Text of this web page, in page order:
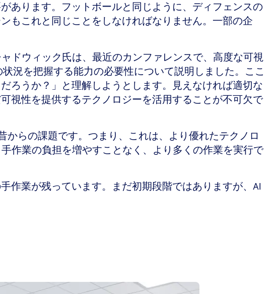
あります。フットボールと同じように、ディフェンスの
もこれと同じことをしなければなりません。一部の企
ドウィック氏は、最近のカンファレンスで、高度な可視
況を把握する能力の必要性について説明しました。ここ
ろうか？」と理解しようとします。見えなければ適切な
視性を提供するテクノロジーを活用することが不可欠で
らの課題です。つまり、これは、より優れたテクノロ
作業の負担を増やすことなく、より多くの作業を実行で
作業が残っています。まだ初期段階ではありますが、AI